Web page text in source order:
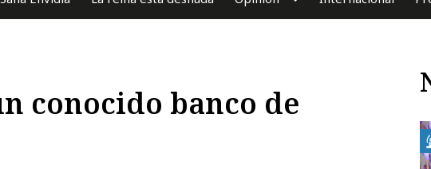
conocido banco de